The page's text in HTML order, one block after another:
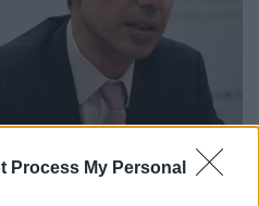
Process My Personal
- 17:11
η πλατφόρμα για 3.000